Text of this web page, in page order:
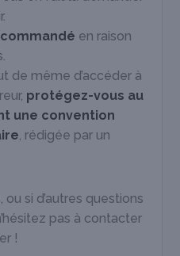
en raison
de même d’accéder à
protégez-vous au
une convention
, rédigée par un
ou si d’autres questions
pas à contacter
!